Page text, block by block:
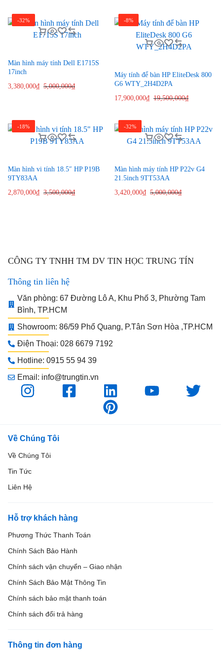
-32%
Màn hình máy tính Dell E1715S
17inch
3,380,000₫ 5,000,000₫
-8%
Máy tính để bàn HP EliteDesk 800
G6 WTY_2H4D2PA
17,900,000₫ 19,500,000₫
-18%
Màn hình vi tính 18.5″ HP P19B
9TY83AA
2,870,000₫ 3,500,000₫
-32%
Màn hình máy tính HP P22v G4
21.5inch 9TT53AA
3,420,000₫ 5,000,000₫
CÔNG TY TNHH TM DV TIN HỌC TRUNG TÍN
Thông tin liên hệ
Văn phòng: 67 Đường Lô A, Khu Phố 3, Phường Tam
Bình, TP.HCM
Showroom: 86/59 Phổ Quang, P.Tân Sơn Hòa ,TP.HCM
Điện Thoại: 028 6679 7192
Hotline: 0915 55 94 39
Email: info@trungtin.vn
Về Chúng Tôi
Về Chúng Tôi
Tin Tức
Liên Hệ
Hỗ trợ khách hàng
Phương Thức Thanh Toán
Chính Sách Bảo Hành
Chính sách vận chuyển – Giao nhận
Chính Sách Bảo Mật Thông Tin
Chính sách bảo mật thanh toán
Chính sách đổi trả hàng
Thông tin đơn hàng